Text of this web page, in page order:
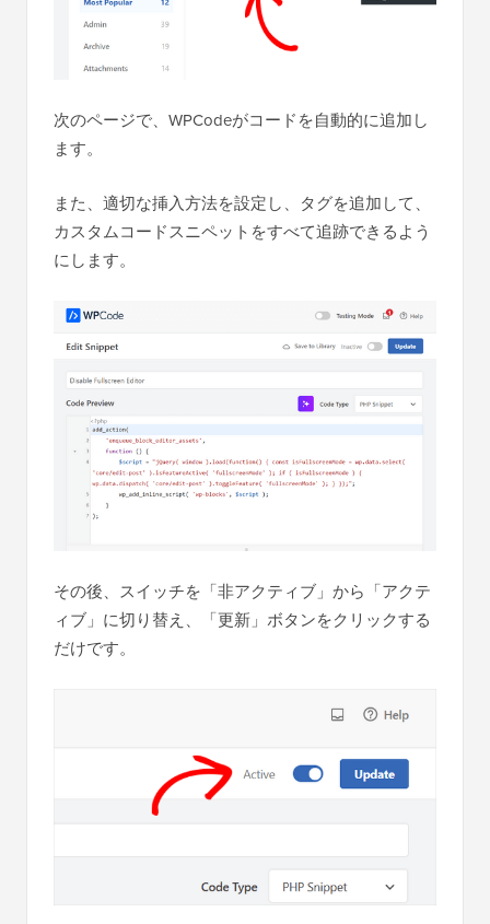
次のページで、WPCodeがコードを自動的に追加し
ます。
また、適切な挿入方法を設定し、タグを追加して、
カスタムコードスニペットをすべて追跡できるよう
にします。
その後、スイッチを「非アクティブ」から「アクテ
ィブ」に切り替え、「更新」ボタンをクリックする
だけです。